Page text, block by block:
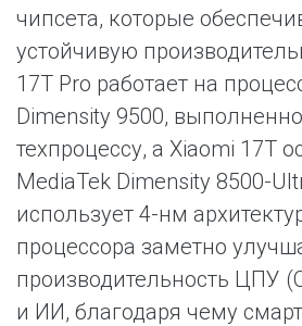
чипсета, которые
устойчивую
17T Pro работает на
Dimensity 9500,
техпроцессу, а Xiaomi 17T
MediaTek Dimensity 8500-
использует 4-нм
процессора заметно
производительность ЦПУ
и ИИ, благодаря чему